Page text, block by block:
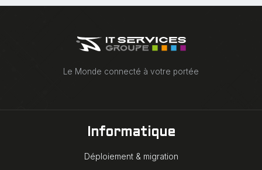
Le Monde connecté à votre portée
Informatique
Déploiement & migration